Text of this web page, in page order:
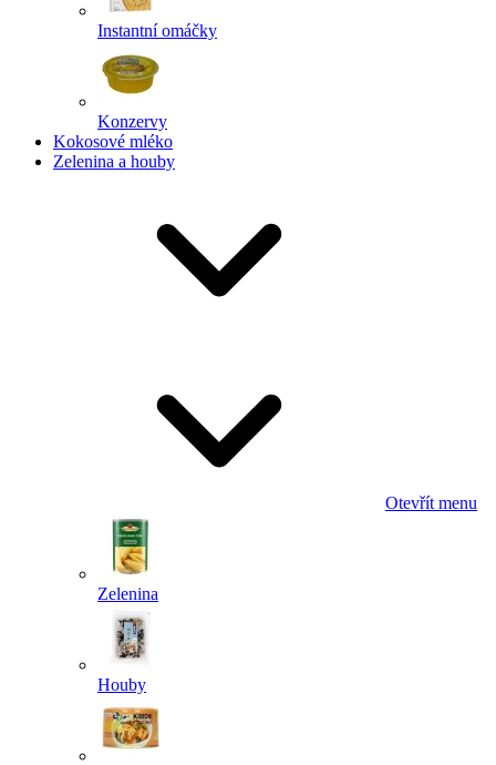
Instantní omáčky
Konzervy
Kokosové mléko
Zelenina a houby
Otevřít menu
Zelenina
Houby